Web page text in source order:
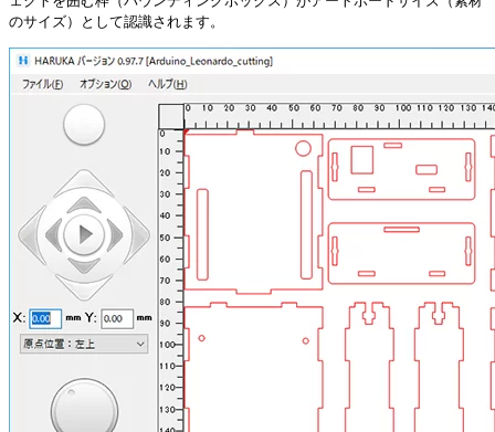
のサイズ）として認識されます。